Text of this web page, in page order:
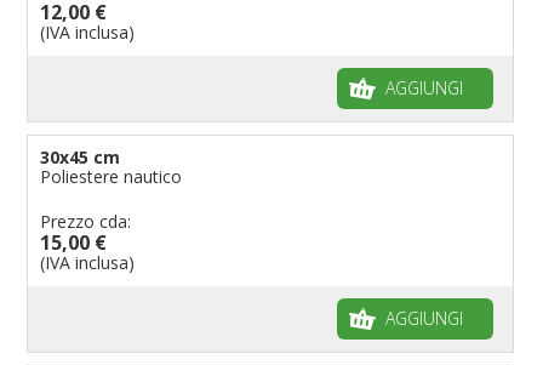
Bandiere per musicisti
pennoni per bandiere
12,00 €
(IVA inclusa)
AGGIUNGI
30x45 cm
Poliestere nautico
Prezzo cda:
15,00 €
(IVA inclusa)
AGGIUNGI